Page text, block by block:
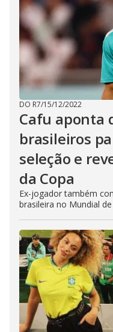
DO R7/15/12/2022
Cafu aponta
brasileiros
seleção e
da Copa
Ex-jogador também
brasileira no Mundial